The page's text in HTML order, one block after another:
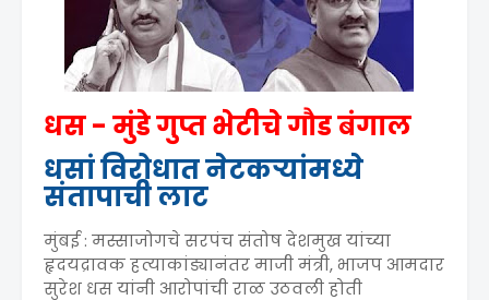
धस - मुंडे गुप्त भेटीचे गौड बंगाल
धसां विरोधात नेटकऱ्यांमध्ये
संतापाची लाट
मुंबई : मस्साजोगचे सरपंच संतोष देशमुख यांच्या
हृदयद्रावक हत्याकांड्यानंतर माजी मंत्री, भाजप आमदार
सुरेश धस यांनी आरोपांची राळ उठवली होती